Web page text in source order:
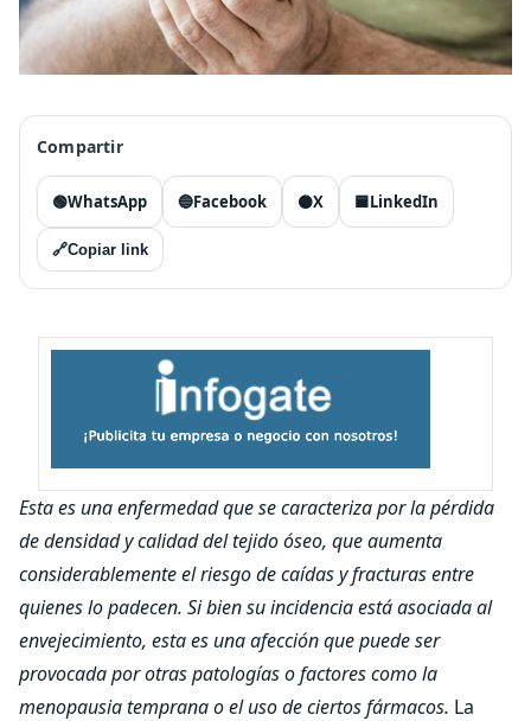
Compartir
🟢WhatsApp 🔵Facebook ⚫X 🟦LinkedIn
🔗Copiar link
Esta es una enfermedad que se caracteriza por la pérdida
de densidad y calidad del tejido óseo, que aumenta
considerablemente el riesgo de caídas y fracturas entre
quienes lo padecen. Si bien su incidencia está asociada al
envejecimiento, esta es una afección que puede ser
provocada por otras patologías o factores como la
menopausia temprana o el uso de ciertos fármacos. La